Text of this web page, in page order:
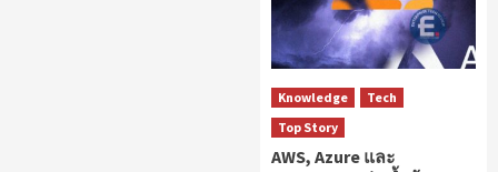
Knowledge
Tech
Top Story
AWS, Azure และ